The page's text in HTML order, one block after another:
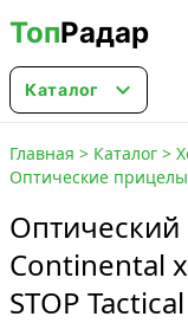
ТопРадар
Каталог 
Главная > Каталог >
Оптические прицелы
Continental
STOP